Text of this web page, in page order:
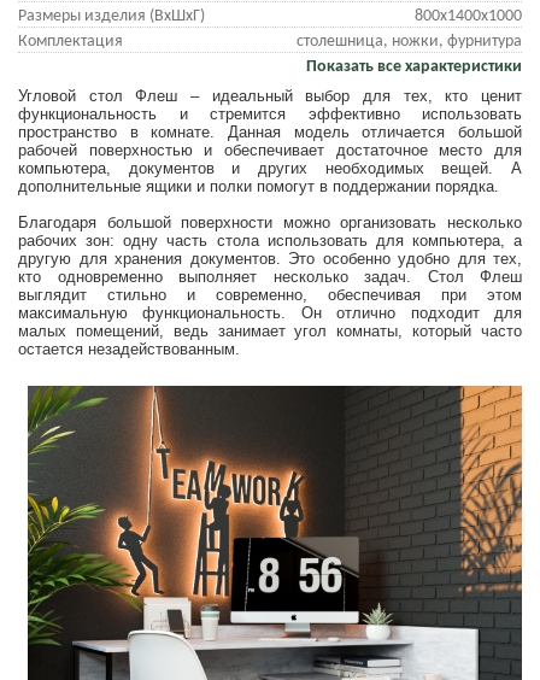
Размеры изделия (ВхШхГ)
800x1400x1000
Комплектация
столешница, ножки, фурнитура
Показать все характеристики
Угловой стол Флеш – идеальный выбор для тех, кто ценит
функциональность и стремится эффективно использовать
пространство в комнате. Данная модель отличается большой
рабочей поверхностью и обеспечивает достаточное место для
компьютера, документов и других необходимых вещей. А
дополнительные ящики и полки помогут в поддержании порядка.
Благодаря большой поверхности можно организовать несколько
рабочих зон: одну часть стола использовать для компьютера, а
другую для хранения документов. Это особенно удобно для тех,
кто одновременно выполняет несколько задач. Стол Флеш
выглядит стильно и современно, обеспечивая при этом
максимальную функциональность. Он отлично подходит для
малых помещений, ведь занимает угол комнаты, который часто
остается незадействованным.